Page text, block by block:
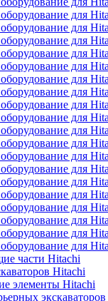
для
для
для
для
оборудование для
для
для
для
оборудование для
оборудование для
оборудование для
для
для
для
для
оборудование для
для
для
для
части Hitachi
Hitachi
элементы Hitachi